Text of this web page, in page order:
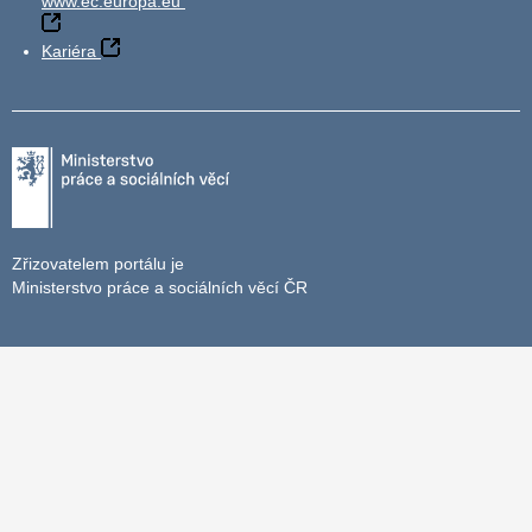
Kariéra
Zřizovatelem portálu je
Ministerstvo práce a sociálních věcí ČR